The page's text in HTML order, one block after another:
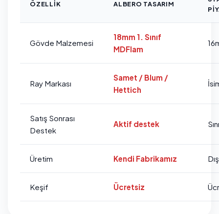
ÖZELLIK ALBERO TASARIM
Gövde Malzemesi
18mm 1. Sınıf
MDFlam
Ray Markası
Samet / Blum /
Hettich
Satış Sonrası
Destek
Aktif destek
Üretim Kendi Fabrikamız
Keşif Ücretsiz